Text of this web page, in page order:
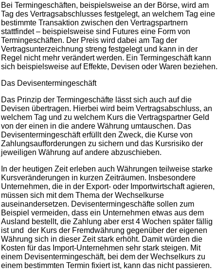
Bei Termingeschäften, beispielsweise an der Börse, wird am
Tag des Vertragsabschlusses festgelegt, an welchem Tag eine
bestimmte Transaktion zwischen den Vertragspartnern
stattfindet – beispielsweise sind Futures eine Form von
Termingeschäften. Der Preis wird dabei am Tag der
Vertragsunterzeichnung streng festgelegt und kann in der
Regel nicht mehr verändert werden. Ein Termingeschäft kann
sich beispielsweise auf Effekte, Devisen oder Waren beziehen.
Das Devisentermingeschäft
Das Prinzip der Termingeschäfte lässt sich auch auf die
Devisen übertragen. Hierbei wird beim Vertragsabschluss, an
welchem Tag und zu welchem Kurs die Vertragspartner Geld
von der einen in die andere Währung umtauschen. Das
Devisentermingeschäft erfüllt den Zweck, die Kurse von
Zahlungsaufforderungen zu sichern und das Kursrisiko der
jeweiligen Währung auf andere abzuschieben.
In der heutigen Zeit erleben auch Währungen teilweise starke
Kursveränderungen in kurzen Zeiträumen. Insbesondere
Unternehmen, die in der Export- oder Importwirtschaft agieren,
müssen sich mit dem Thema der Wechselkurse
auseinandersetzen. Devisentermingeschäfte sollen zum
Beispiel vermeiden, dass ein Unternehmen etwas aus dem
Ausland bestellt, die Zahlung aber erst 4 Wochen später fällig
ist und der Kurs der Fremdwährung gegenüber der eigenen
Währung sich in dieser Zeit stark erhöht. Damit würden die
Kosten für das Import-Unternehmen sehr stark steigen. Mit
einem Devisentermingeschäft, bei dem der Wechselkurs zu
einem bestimmten Termin fixiert ist, kann das nicht passieren.